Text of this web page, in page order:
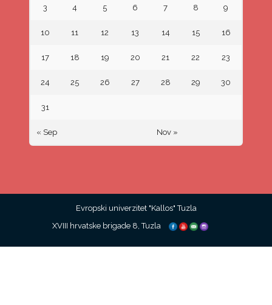
« Sep Nov »
3 4 5 6 7 8 9
10 11 12 13 14 15 16
17 18 19 20 21 22 23
24 25 26 27 28 29 30
31
Evropski univerzitet "Kallos" Tuzla
XVIII hrvatske brigade 8, Tuzla